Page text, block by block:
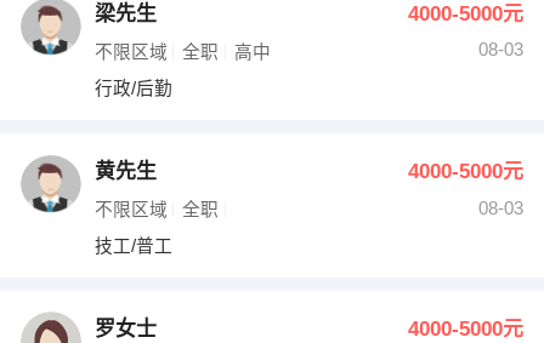
梁先生 4000-5000元
不限区域 全职 高中
08-03
行政/后勤
黄先生 4000-5000元
不限区域 全职
08-03
技工/普工
罗女士 4000-5000元